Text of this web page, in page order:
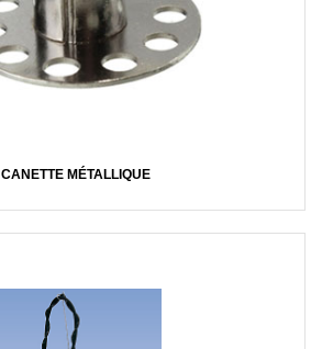
CANETTE MÉTALLIQUE